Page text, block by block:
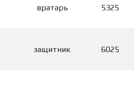
вратарь 5325
защитник 6025